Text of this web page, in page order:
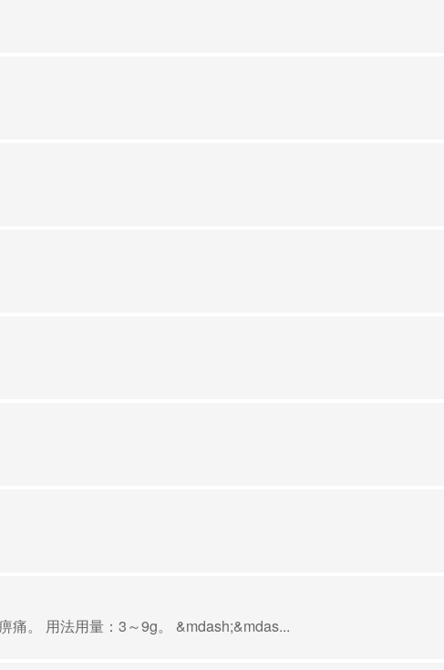
痛。 用法用量：3～9g。 &mdash;&mdas...